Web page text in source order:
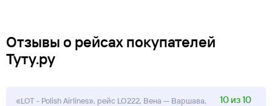
Отзывы о рейсах покупателей
Туту.ру
«LOT - Polish Airlines», рейс LO222, Вена — Варшава,
10 из 10